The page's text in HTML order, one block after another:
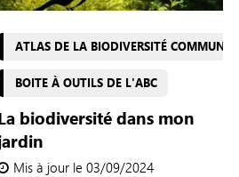
ATLAS DE LA BIODIVERSITÉ COMMUNALE
BOITE À OUTILS DE L'ABC
biodiversité dans mon
Mis à jour le 03/09/2024